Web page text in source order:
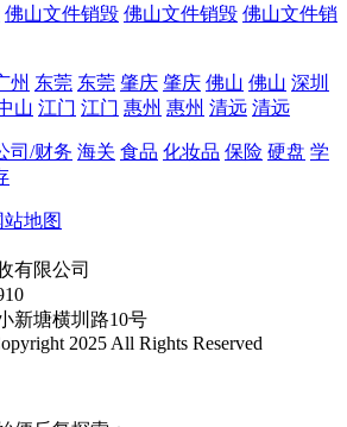
佛山文件销毁 佛山文件销毁 佛山文件销
州 东莞 东莞 肇庆 肇庆 佛山 佛山 深圳
山 江门 江门 惠州 惠州 清远 清远
司/财务 海关 食品 化妆品 保险 硬盘 学
站地图
有限公司
新塘横圳路10号
2025 All Rights Reserved